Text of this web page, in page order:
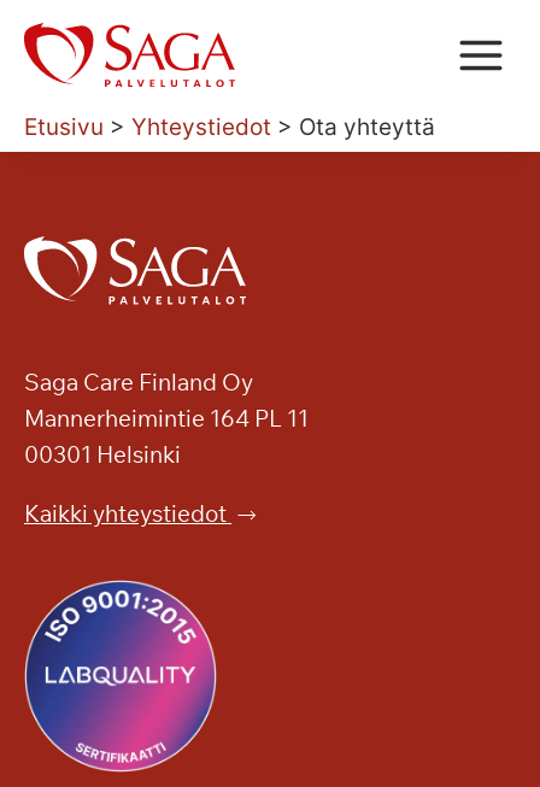
Siirry
sisältöön
Etusivu > Yhteystiedot > Ota yhteyttä
Saga Care Finland Oy
Mannerheimintie 164 PL 11
00301 Helsinki
Kaikki yhteystiedot